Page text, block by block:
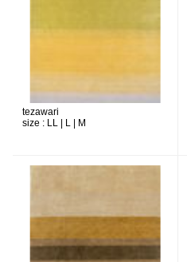
tezawari
size : LL | L | M